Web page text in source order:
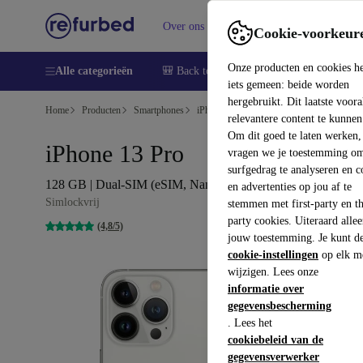
Cookie-
Onze producten en cookies
iets gemeen: beide worden
hergebruikt. Dit laatste
relevantere content te
Om dit goed te laten werken,
vragen we je toestemming
surfgedrag te analyseren en
en advertenties op jou af te
stemmen met first-party en
party cookies. Uiteraard
jouw toestemming. Je kunt
cookie-instellingen op elk
wijzigen. Lees onze
informatie over
gegevensbescherming
. Lees het
cookiebeleid van de
gegevensverwerker
Over ons Verkopen Support
Alle categorieën 🎒 Back to school Smartphones
Home Producten Smartphones iPhones
iPhone 13 Pro
128 GB | Dual-SIM (eSIM, Nano-SIM) | zilver
Simlockvrij
(4,8/5)